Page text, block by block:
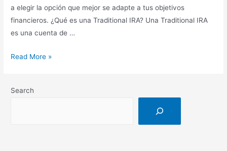
a elegir la opción que mejor se adapte a tus objetivos
financieros. ¿Qué es una Traditional IRA? Una Traditional IRA
es una cuenta de …
Roth
Traditional
Read More »
Search